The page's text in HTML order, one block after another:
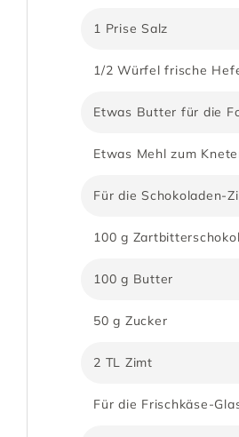
1 Prise Salz
1/2 Würfel frische
Etwas Butter für die
Etwas Mehl zum
Für die Schokoladen-
100 g
100 g Butter
50 g Zucker
2 TL Zimt
Für die Frischkäse-